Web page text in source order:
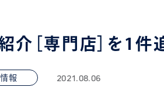
介［専門店］を1件
報 2021.08.06